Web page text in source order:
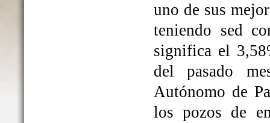
uno de sus
teniendo sed
significa el
del pasado
Autónomo de
los pozos de